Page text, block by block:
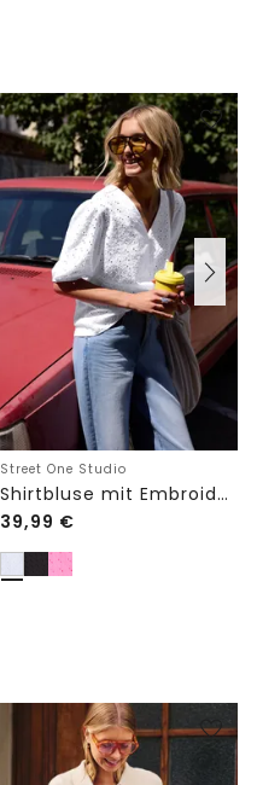
Street One Studio
Shirtbluse mit Embroidery-Front
39,99 €